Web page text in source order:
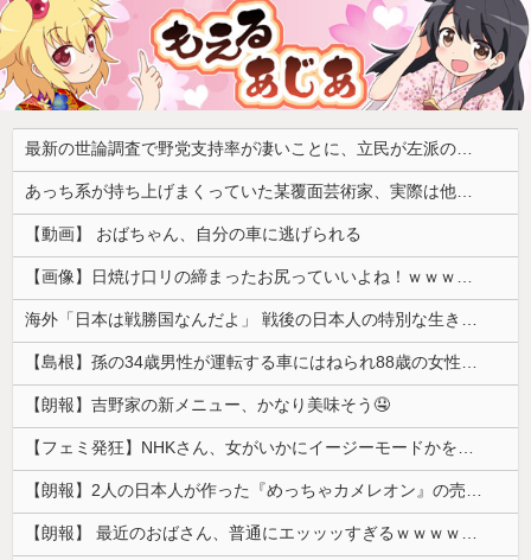
最新の世論調査で野党支持率が凄いことに、立民が左派の嫌う政策に賛同してしまった結果……
あっち系が持ち上げまくっていた某覆面芸術家、実際は他人に迷惑をかけまくりだったと証明されてしまい……
【動画】 おばちゃん、自分の車に逃げられる
【画像】日焼け口リの締まったお尻っていいよね！ｗｗｗｗｗ
海外「日本は戦勝国なんだよ」 戦後の日本人の特別な生き様に各国から称賛の声
【島根】孫の34歳男性が運転する車にはねられ88歳の女性が死亡…民家の敷地内での事故 奥出雲町
【朗報】吉野家の新メニュー、かなり美味そう🤤
【フェミ発狂】NHKさん、女がいかにイージーモードかをわかりやすく放映してしまうｗｗｗ
【朗報】2人の日本人が作った『めっちゃカメレオン』の売り上げ、１４７億円突破
【朗報】 最近のおばさん、普通にエッッッすぎるｗｗｗｗｗｗｗｗｗｗ